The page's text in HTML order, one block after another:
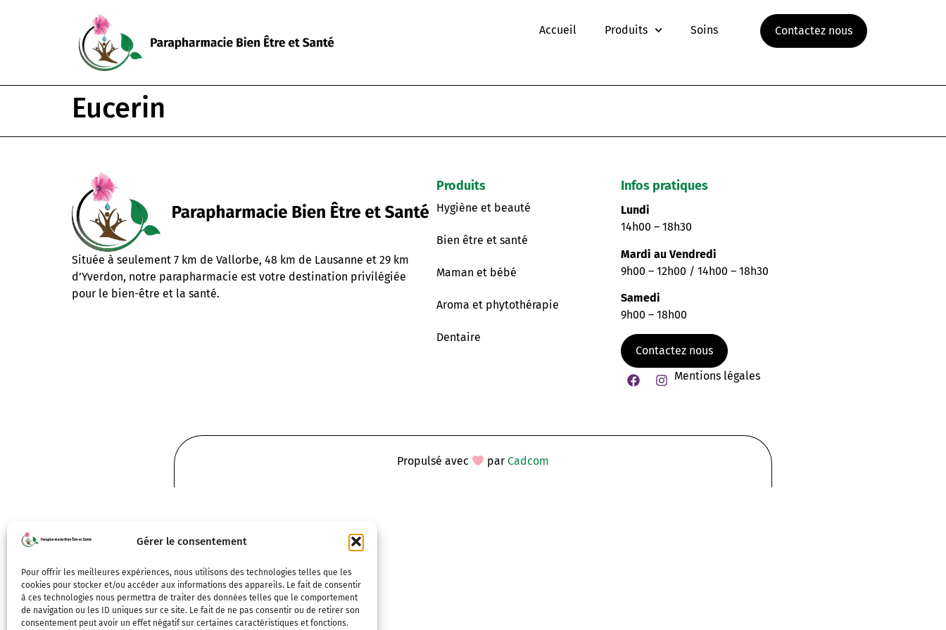
Gérer le consentement
Pour offrir les meilleures expériences, nous utilisons des technologies telles que les
cookies pour stocker et/ou accéder aux informations des appareils. Le fait de consentir
à ces technologies nous permettra de traiter des données telles que le comportement
de navigation ou les ID uniques sur ce site. Le fait de ne pas consentir ou de retirer son
consentement peut avoir un effet négatif sur certaines caractéristiques et fonctions.
Accueil Produits Soins Contactez nous
Eucerin
Située à seulement 7 km de Vallorbe, 48 km de Lausanne et 29 km
d’Yverdon, notre parapharmacie est votre destination privilégiée
pour le bien-être et la santé.
Produits
Hygiène et beauté
Bien être et santé
Maman et bébé
Aroma et phytothérapie
Dentaire
Infos pratiques
Lundi
14h00 – 18h30
Mardi au Vendredi
9h00 – 12h00 / 14h00 – 18h30
Samedi
9h00 – 18h00
Contactez nous
Mentions légales
Propulsé avec parCadcom